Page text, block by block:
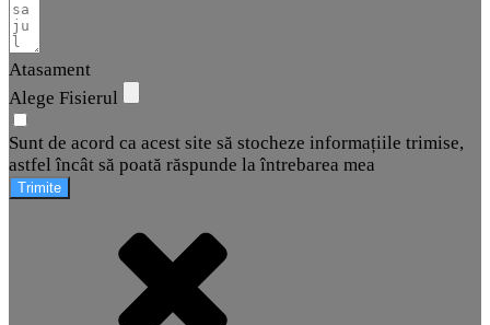
Atasament
Alege Fisierul
Sunt de acord ca acest site să stocheze informațiile trimise,
astfel încât să poată răspunde la întrebarea mea
Trimite